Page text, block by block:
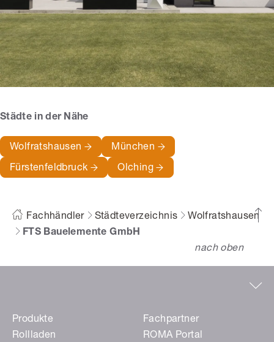
Städte in der Nähe
Wolfratshausen München
Fürstenfeldbruck Olching
Fachhändler Städteverzeichnis
Wolfratshausen
FTS Bauelemente GmbH
nach oben
Produkte
Rollladen
Fachpartner
ROMA Portal